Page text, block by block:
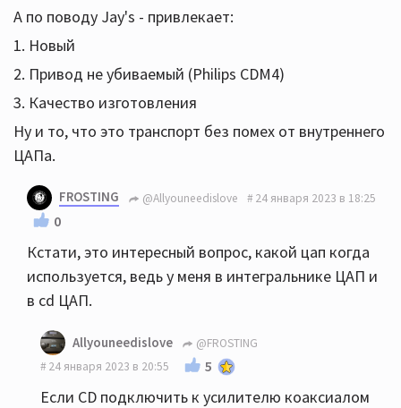
А по поводу Jay's - привлекает:
1. Новый
2. Привод не убиваемый (Philips CDM4)
3. Качество изготовления
Ну и то, что это транспорт без помех от внутреннего
ЦАПа.
FROSTING @Allyouneedislove 24 января 2023 в 18:25
0
Кстати, это интересный вопрос, какой цап когда
используется, ведь у меня в интегральнике ЦАП и
в cd ЦАП.
Allyouneedislove
@FROSTING
24 января 2023 в 20:55
5
Если CD подключить к усилителю коаксиалом